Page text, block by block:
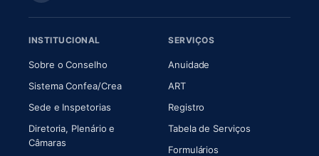
INSTITUCIONAL
Sobre o Conselho(abre em nova aba)
Sistema Confea/Crea(abre em nova aba)
Sede e Inspetorias
Diretoria, Plenário e
Câmaras(abre em nova aba)
SERVIÇOS
Anuidade
ART(abre em nova aba)
Registro
Tabela de Serviços
Formulários